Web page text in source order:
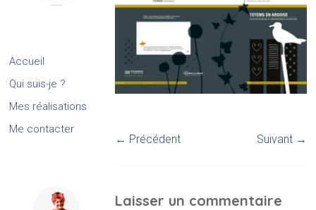
← Précédent Suivant →
Laisser un commentaire
Accueil
Qui suis-je ?
Mes réalisations
Me contacter